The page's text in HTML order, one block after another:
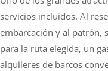
servicios incluidos. Al
embarcación y al patrón,
para la ruta elegida, un
alquileres de barcos